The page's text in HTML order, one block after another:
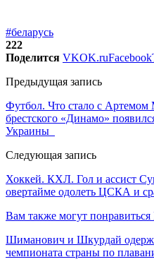
#беларусь
222
Поделится VKOK.ruFacebook
Предыдущая запись
Футбол. Что стало с Артемом
брестского «Динамо»
Украины
Следующая запись
Хоккей. КХЛ. Гол и ассист
овертайме одолеть ЦСКА и
Вам также могут понравиться
Шиманович и Шкурдай
чемпионата страны по